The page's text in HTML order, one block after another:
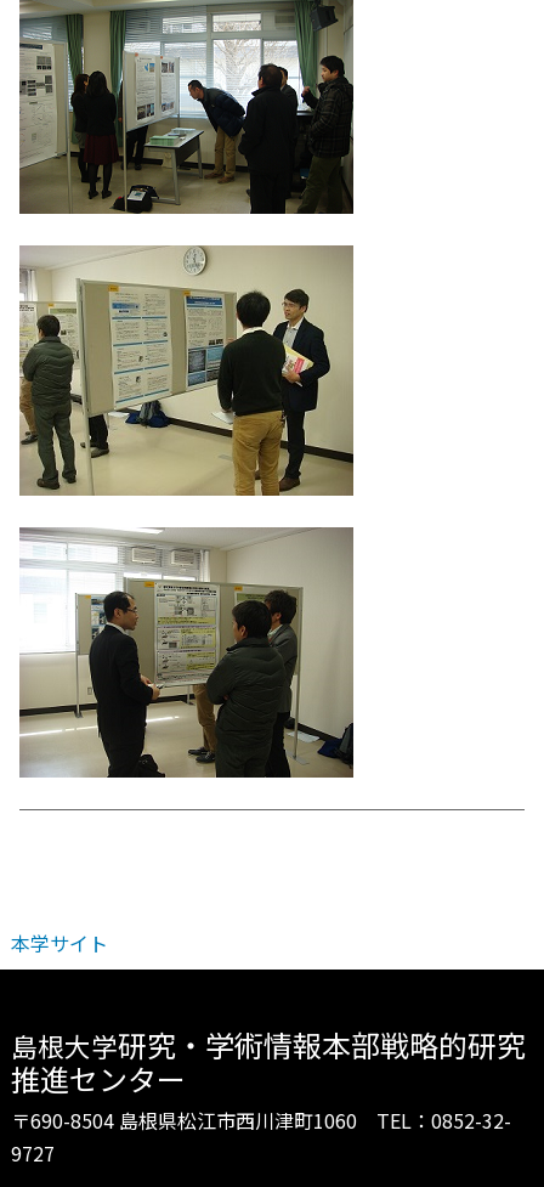
本学サイト
島根大学研究・学術情報本部戦略的研究
推進センター
〒690-8504 島根県松江市西川津町1060 TEL：0852-32-
9727